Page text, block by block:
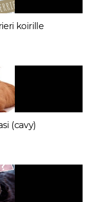
koirille
(cavy)